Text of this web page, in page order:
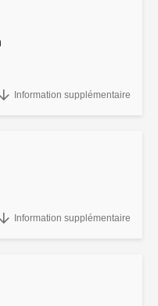
Information supplémentaire
Information supplémentaire